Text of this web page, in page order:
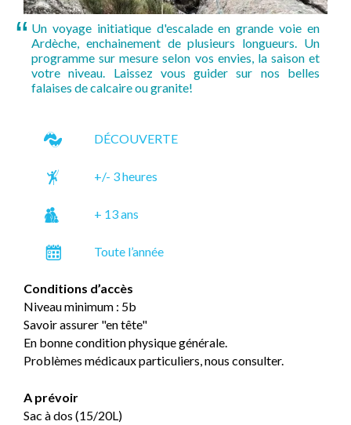
Un voyage initiatique d'escalade en grande voie en
Ardèche, enchainement de plusieurs longueurs. Un
programme sur mesure selon vos envies, la saison et
votre niveau. Laissez vous guider sur nos belles
falaises de calcaire ou granite!
DÉCOUVERTE
+/- 3 heures
+ 13 ans
Toute l’année
Conditions d’accès
Niveau minimum : 5b
Savoir assurer "en tête"
En bonne condition physique générale.
Problèmes médicaux particuliers, nous consulter.
A prévoir
Sac à dos (15/20L)